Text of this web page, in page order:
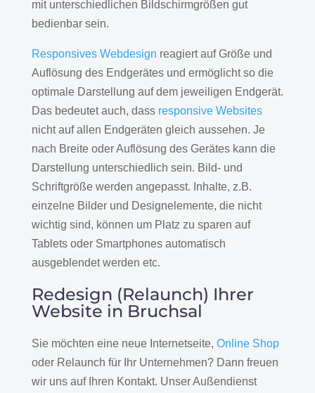
mit unterschiedlichen Bildschirmgrößen gut
bedienbar sein.
Responsives Webdesign reagiert auf Größe und
Auflösung des Endgerätes und ermöglicht so die
optimale Darstellung auf dem jeweiligen Endgerät.
Das bedeutet auch, dass responsive Websites
nicht auf allen Endgeräten gleich aussehen. Je
nach Breite oder Auflösung des Gerätes kann die
Darstellung unterschiedlich sein. Bild- und
Schriftgröße werden angepasst. Inhalte, z.B.
einzelne Bilder und Designelemente, die nicht
wichtig sind, können um Platz zu sparen auf
Tablets oder Smartphones automatisch
ausgeblendet werden etc.
Redesign (Relaunch) Ihrer
Website in Bruchsal
Sie möchten eine neue Internetseite, Online Shop
oder Relaunch für Ihr Unternehmen? Dann freuen
wir uns auf Ihren Kontakt. Unser Außendienst